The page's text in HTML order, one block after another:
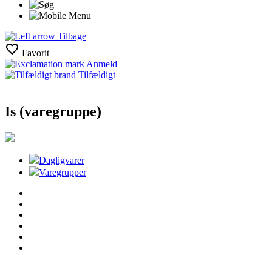
Tilbage
Favorit
Anmeld
Tilfældigt
Is (varegruppe)
Dagligvarer
Varegrupper